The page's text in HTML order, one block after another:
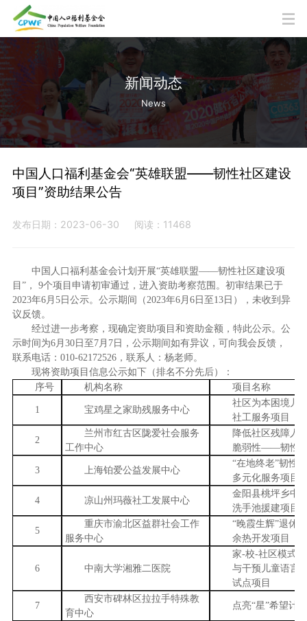
新闻动态
News
中国人口福利基金会“英雄联盟——韧性社区建设
项目”资助结果公告
发布日期：2023-06-30 阅读：11468
中国人口福利基金会计划开展“英雄联盟——韧性社区建设项
目”， 9个项目申请初审通过，进入资助考察范围。初审结果已于
2023年6月5日公示。公示期间（2023年6月6日至13日），未收到异
议反馈。
经过进一步考察，现确定资助项目和资助金额，特此公示。公
示时间为6月30日至7月7日，公示期间如有异议，可向我会反馈，
联系电话：010-62172526，联系人：杨老师。
现将资助项目信息公示如下（排名不分先后）：
序号
机构名称 项目名称
1 宝鸡星之家助残服务中心
社区为本困境儿
社工服务项目
2
兰州市红古区陇爱社会服务
工作中心
降低社区残障人
脆弱性——韧性
3 上海铂爱公益发展中心
“在地终老”韧性
多元化服务项目
4 凉山州玛薇社工发展中心
金阳县桃坪乡中
洗手池援建项目
5
重庆市渝北区益群社会工作
服务中心
“晚霞生辉”退休
余热开发项目
6 中南大学湘雅二医院
家-校-社区模式
与干预儿童语言
试点项目
7
西安市碑林区拉拉手特殊教
育中心
点亮“星”希望计划